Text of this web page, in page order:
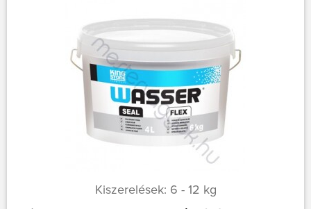
Kiszerelések: 6 - 12 kg